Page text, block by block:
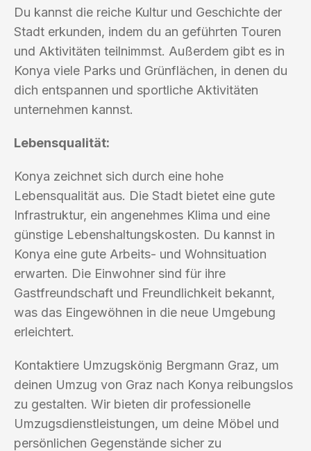
Du kannst die reiche Kultur und Geschichte der
Stadt erkunden, indem du an geführten Touren
und Aktivitäten teilnimmst. Außerdem gibt es in
Konya viele Parks und Grünflächen, in denen du
dich entspannen und sportliche Aktivitäten
unternehmen kannst.
Lebensqualität:
Konya zeichnet sich durch eine hohe
Lebensqualität aus. Die Stadt bietet eine gute
Infrastruktur, ein angenehmes Klima und eine
günstige Lebenshaltungskosten. Du kannst in
Konya eine gute Arbeits- und Wohnsituation
erwarten. Die Einwohner sind für ihre
Gastfreundschaft und Freundlichkeit bekannt,
was das Eingewöhnen in die neue Umgebung
erleichtert.
Kontaktiere Umzugskönig Bergmann Graz, um
deinen Umzug von Graz nach Konya reibungslos
zu gestalten. Wir bieten dir professionelle
Umzugsdienstleistungen, um deine Möbel und
persönlichen Gegenstände sicher zu